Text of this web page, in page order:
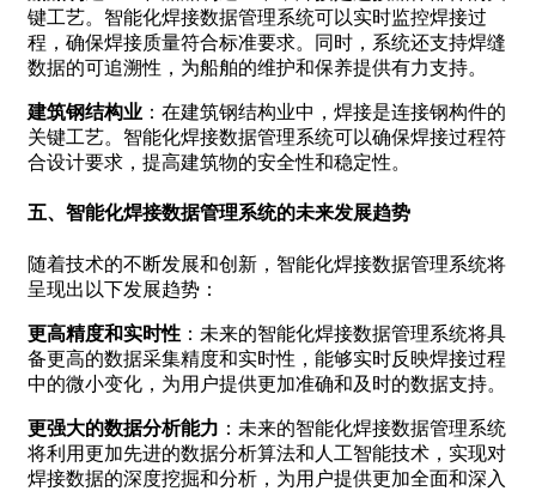
键工艺。智能化焊接数据管理系统可以实时监控焊接过
程，确保焊接质量符合标准要求。同时，系统还支持焊缝
数据的可追溯性，为船舶的维护和保养提供有力支持。
建筑钢结构业 ：在建筑钢结构业中，焊接是连接钢构件的
关键工艺。智能化焊接数据管理系统可以确保焊接过程符
合设计要求，提高建筑物的安全性和稳定性。
五、智能化焊接数据管理系统的未来发展趋势
随着技术的不断发展和创新，智能化焊接数据管理系统将
呈现出以下发展趋势：
更高精度和实时性 ：未来的智能化焊接数据管理系统将具
备更高的数据采集精度和实时性，能够实时反映焊接过程
中的微小变化，为用户提供更加准确和及时的数据支持。
更强大的数据分析能力 ：未来的智能化焊接数据管理系统
将利用更加先进的数据分析算法和人工智能技术，实现对
焊接数据的深度挖掘和分析，为用户提供更加全面和深入